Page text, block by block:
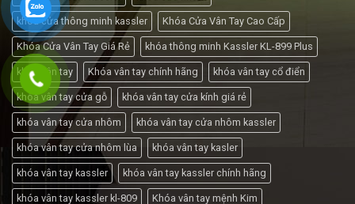
khóa cửa thông minh kassler Khóa Cửa Vân Tay Cao Cấp
Khóa Cửa Vân Tay Giá Rẻ khóa thông minh Kassler KL-899 Plus
khóa vân tay Khóa vân tay chính hãng khóa vân tay cổ điển
khóa vân tay cửa gỗ khóa vân tay cửa kính giá rẻ
khóa vân tay cửa nhôm khóa vân tay cửa nhôm kassler
khóa vân tay cửa nhôm lùa khóa vân tay kasler
khóa vân tay kassler khóa vân tay kassler chính hãng
khóa vân tay kassler kl-809 Khóa vân tay mệnh Kim